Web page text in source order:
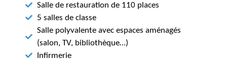
Salle de restauration de 110 places
5 salles de classe
Salle polyvalente avec espaces aménagés
(salon, TV, bibliothèque…)
Infirmerie